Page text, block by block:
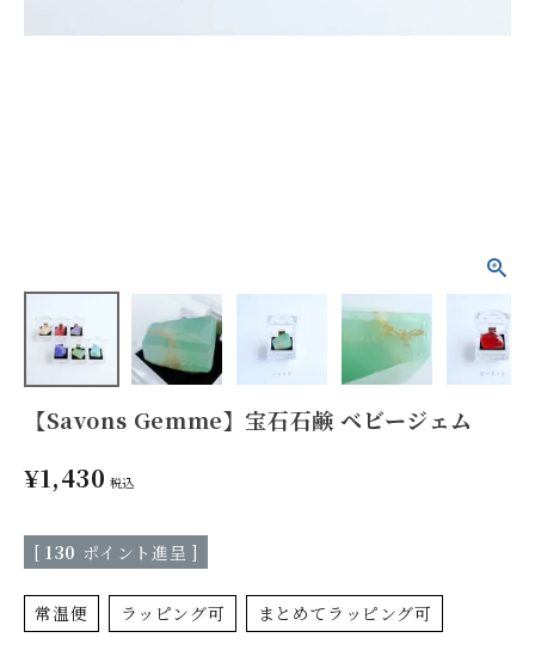
【Savons Gemme】宝石石鹸 ベビージェム
¥1,430 税込
[ 130 ポイント進呈 ]
常温便 ラッピング可 まとめてラッピング可